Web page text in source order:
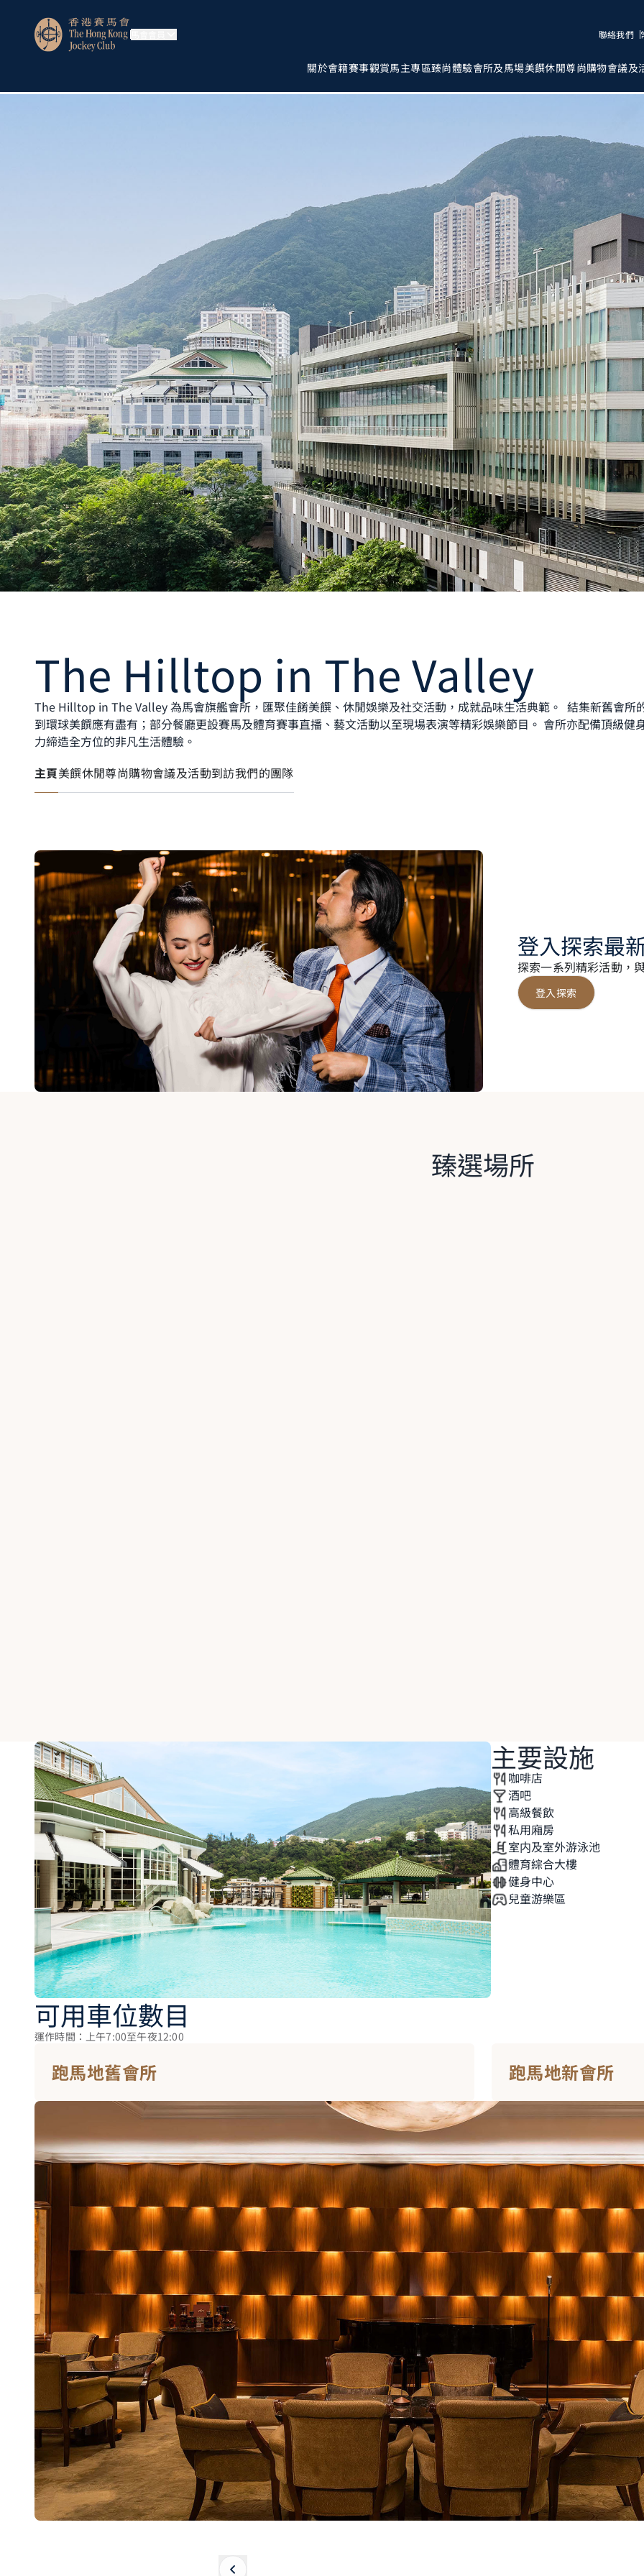
聯絡我們
關於會籍賽事觀賞馬主專區臻尚體驗會所及馬場美饌休閒尊尚購物會議及
The Hilltop in The Valley
The Hilltop in The Valley 為馬會旗艦會所，匯聚佳餚美饌、休閒娛樂及社交活動，成就品味生活典範。 ​ 結集新舊會
到環球美饌應有盡有；部分餐廳更設賽馬及體育賽事直播、藝文活動以至現場表演等精彩娛樂節目。​ 會所亦配備頂級
力締造全方位的非凡生活體驗。​
主頁美饌休閒尊尚購物會議及活動到訪我們的團隊
登入探索最
探索一系列精彩活動，
登入探索
臻選場所
主要設施
咖啡店
酒吧
高級餐飲
私用廂房
室内及室外游泳池
體育綜合大樓
健身中心
兒童游樂區
可用車位數目
運作時間：上午7:00至午夜12:00
跑馬地舊會所 跑馬地新會所